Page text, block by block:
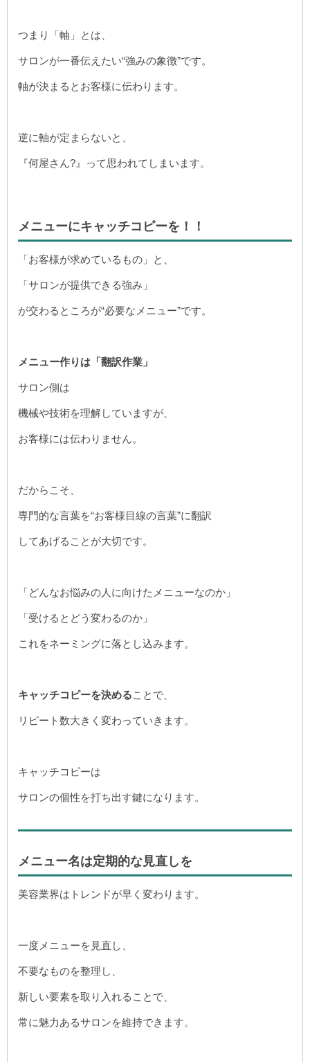
つまり「軸」とは、
サロンが一番伝えたい“強みの象徴”です。
軸が決まるとお客様に伝わります。
逆に軸が定まらないと、
『何屋さん?』って思われてしまいます。
メニューにキャッチコピーを！！
「お客様が求めているもの」と、
「サロンが提供できる強み」
が交わるところが“必要なメニュー”です。
メニュー作りは「翻訳作業」
サロン側は
機械や技術を理解していますが、
お客様には伝わりません。
だからこそ、
専門的な言葉を“お客様目線の言葉”に翻訳
してあげることが大切です。
「どんなお悩みの人に向けたメニューなのか」
「受けるとどう変わるのか」
これをネーミングに落とし込みます。
キャッチコピーを決めることで、
リピート数大きく変わっていきます。
キャッチコピーは
サロンの個性を打ち出す鍵になります。
メニュー名は定期的な見直しを
美容業界はトレンドが早く変わります。
一度メニューを見直し、
不要なものを整理し、
新しい要素を取り入れることで、
常に魅力あるサロンを維持できます。